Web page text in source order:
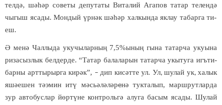
тел­дә, шә­һәр со­ве­ты де­пу­та­ты Ви­та­лий Ага­пов та­тар те­лен­дә
чы­гыш яса­ды. Мон­дый үр­нәк шә­һәр хал­кын­да як­лау та­бар­га ти­
еш.
Ә ме­нә Чал­лы­да уку­чы­лар­ның7,5%ының гы­на та­тар­ча уку­ы­на
ри­за­сыз­лык бел­дер­де. “Та­тар ба­ла­ла­рын та­тар­ча укы­ту­га игъ­ти­
бар­ны арт­ты­рыр­га ки­рәк”, –дип ки­сәт­те ул. Ул, шу­лай ук, ха­лык
яшә­е­шен тә­э­мин итү мәсь­ә­лә­лә­ре­нә тук­та­лып, марш­рут­лар­да
зур ав­то­бус­лар йөр­тү­не кон­троль­гә алу­га ба­сым яса­ды. Шу­лай